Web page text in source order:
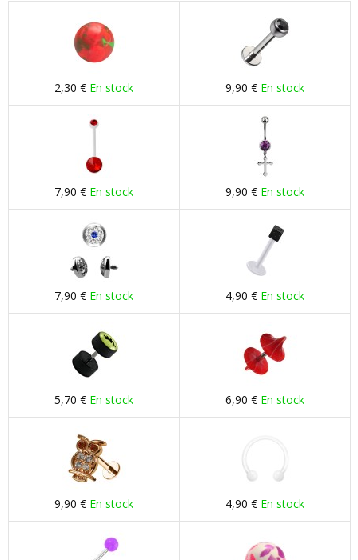
2,30 € En stock 9,90 € En stock
7,90 € En stock 9,90 € En stock
7,90 € En stock 4,90 € En stock
5,70 € En stock 6,90 € En stock
9,90 € En stock 4,90 € En stock